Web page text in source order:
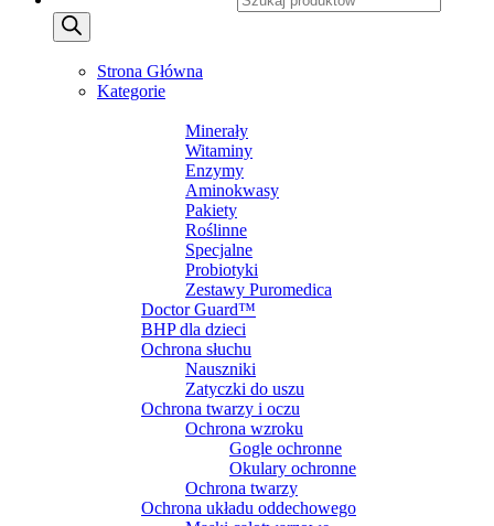
Strona Główna
Kategorie
Minerały
Witaminy
Enzymy
Aminokwasy
Pakiety
Roślinne
Specjalne
Probiotyki
Zestawy Puromedica
Doctor Guard™
BHP dla dzieci
Ochrona słuchu
Nauszniki
Zatyczki do uszu
Ochrona twarzy i oczu
Ochrona wzroku
Gogle ochronne
Okulary ochronne
Ochrona twarzy
Ochrona układu oddechowego